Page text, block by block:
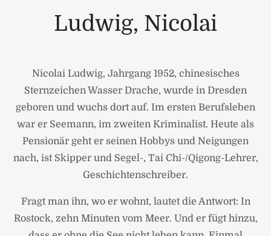
Ludwig, Nicolai
Nicolai Ludwig, Jahrgang 1952, chinesisches
Sternzeichen Wasser Drache, wurde in Dresden
geboren und wuchs dort auf. Im ersten Berufsleben
war er Seemann, im zweiten Kriminalist. Heute als
Pensionär geht er seinen Hobbys und Neigungen
nach, ist Skipper und Segel-, Tai Chi-/Qigong-Lehrer,
Geschichtenschreiber.
Fragt man ihn, wo er wohnt, lautet die Antwort: In
Rostock, zehn Minuten vom Meer. Und er fügt hinzu,